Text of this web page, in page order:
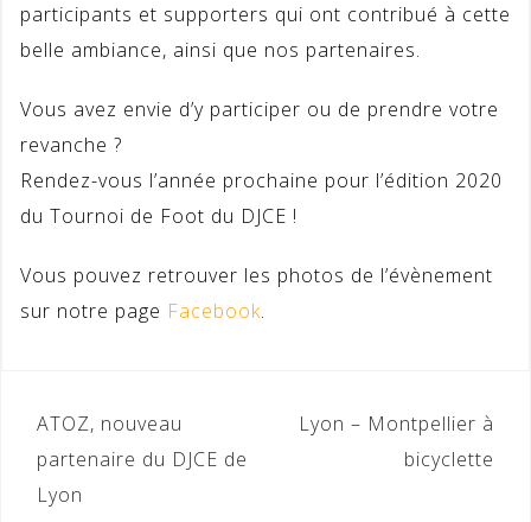
participants et supporters qui ont contribué à cette
belle ambiance, ainsi que nos partenaires.
Vous avez envie d’y participer ou de prendre votre
revanche ?
Rendez-vous l’année prochaine pour l’édition 2020
du Tournoi de Foot du DJCE !
Vous pouvez retrouver les photos de l’évènement
sur notre page Facebook.
Navigation
de
l’article
ATOZ, nouveau
partenaire du DJCE de
Lyon
Lyon – Montpellier à
bicyclette